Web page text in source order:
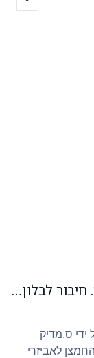
ווסת פין אינדקס לבלון חמצן 3 ליטר. חיבור לבלון חמצן. דגם פין אינדקס. מיוצר על ידי ס.מדיק. ס.מדיק יבוא
על ידי ס.מדיק
לאביזרי